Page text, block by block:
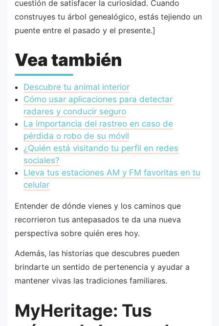
cuestión de satisfacer la curiosidad. Cuando
construyes tu árbol genealógico, estás tejiendo un
puente entre el pasado y el presente.]
Vea también
Descubre tu animal interior
Cómo usar aplicaciones para detectar
radares y conducir seguro
La importancia del rastreo en caso de
pérdida o robo de su móvil
¿Quién está visitando tu perfil en redes
sociales?
Lleva tus estaciones AM y FM favoritas en tu
celular
Entender de dónde vienes y los caminos que
recorrieron tus antepasados te da una nueva
perspectiva sobre quién eres hoy.
Además, las historias que descubres pueden
brindarte un sentido de pertenencia y ayudar a
mantener vivas las tradiciones familiares.
MyHeritage: Tus